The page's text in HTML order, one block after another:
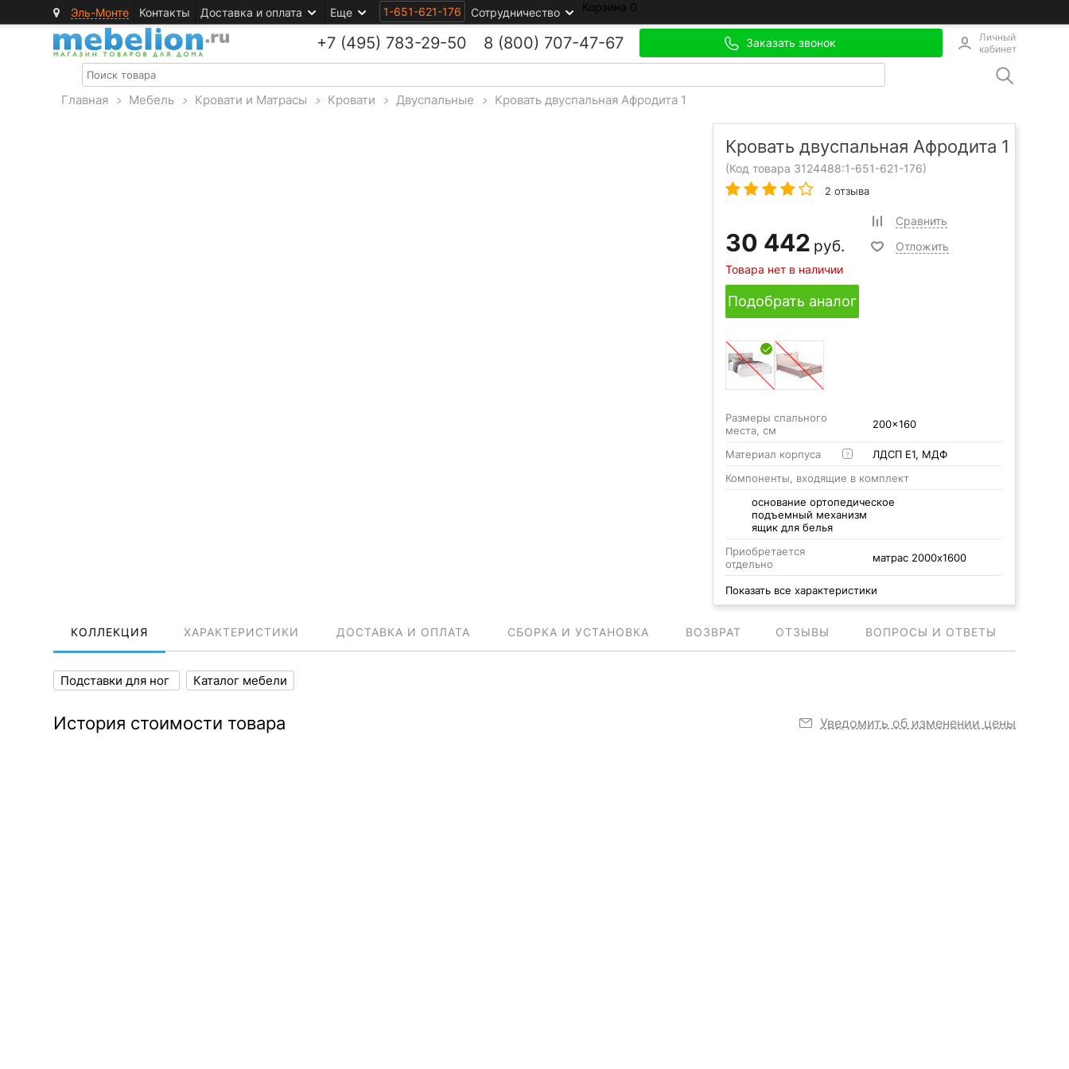
Эль-Монте Контакты Доставка и оплата Еще 1-651-621-176 Сотрудничество Корзина 0
+7 (495) 783-29-50 8 (800) 707-47-67 Заказать звонок
Личный
кабинет
Главная > Мебель > Кровати и Матрасы > Кровати > Двуспальные > Кровать двуспальная Афродита 1
Кровать двуспальная Афродита 1
(Код товара 3124488:1-651-621-176)
2 отзыва
30 442 руб.
Товара нет в наличии
Сравнить
Отложить
Подобрать аналог
Размеры спального
места, см
200x160
Материал корпуса ?
ЛДСП Е1, МДФ
Компоненты, входящие в комплект
основание ортопедическое
подъемный механизм
ящик для белья
Приобретается
отдельно
матрас 2000х1600
Показать все характеристики
КОЛЛЕКЦИЯ ХАРАКТЕРИСТИКИ ДОСТАВКА И ОПЛАТА СБОРКА И УСТАНОВКА ВОЗВРАТ ОТЗЫВЫ ВОПРОСЫ И ОТВЕТЫ
Подставки для ног Каталог мебели
История стоимости товара Уведомить об изменении цены